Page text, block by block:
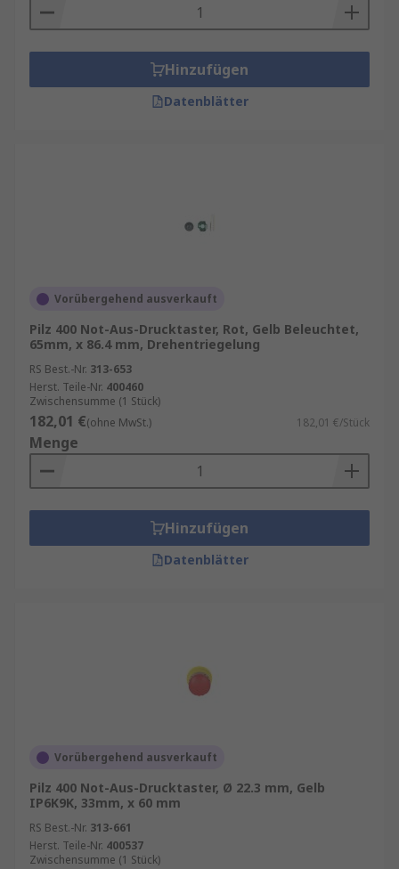
Hinzufügen
Datenblätter
Vorübergehend ausverkauft
Pilz 400 Not-Aus-Drucktaster, Rot, Gelb Beleuchtet,
65mm, x 86.4 mm, Drehentriegelung
RS Best.-Nr. 313-653
Herst. Teile-Nr. 400460
Zwischensumme (1 Stück)
182,01 €(ohne MwSt.) 182,01 €/Stück
Menge
Hinzufügen
Datenblätter
Vorübergehend ausverkauft
Pilz 400 Not-Aus-Drucktaster, Ø 22.3 mm, Gelb
IP6K9K, 33mm, x 60 mm
RS Best.-Nr. 313-661
Herst. Teile-Nr. 400537
Zwischensumme (1 Stück)